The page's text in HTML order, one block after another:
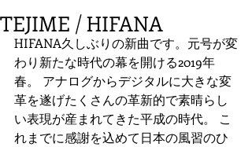
TEJIME / HIFANA
HIFANA久しぶりの新曲です。元号が変
わり新たな時代の幕を開ける2019年
春。 アナログからデジタルに大きな変
革を遂げたくさんの革新的で素晴らし
い表現が産まれてきた平成の時代。 こ
れまでに感謝を込めて日本の風習のひ